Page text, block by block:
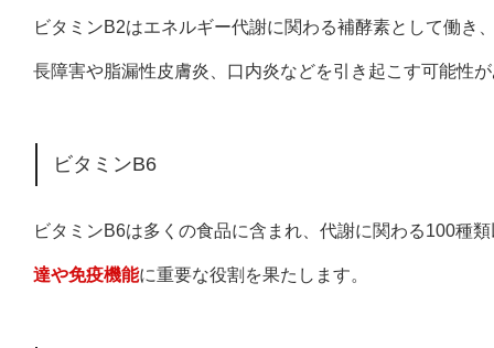
ビタミンB2はエネルギー代謝に関わる補酵素として働き
長障害や脂漏性皮膚炎、口内炎などを引き起こす可能性
ビタミンB6
ビタミンB6は多くの食品に含まれ、代謝に関わる100種
達や免疫機能に重要な役割を果たします。